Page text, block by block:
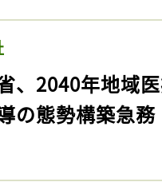
、2040年地域
の態勢構築急務